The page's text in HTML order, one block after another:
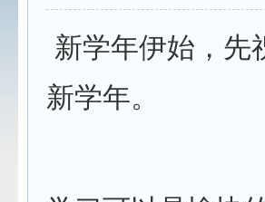
新学年伊始，先
新学年。